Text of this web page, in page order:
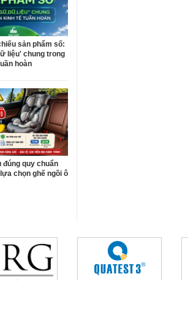
sản phẩm số:
liệu' chung trong
hoàn
đúng quy chuẩn
chọn ghế ngồi ô